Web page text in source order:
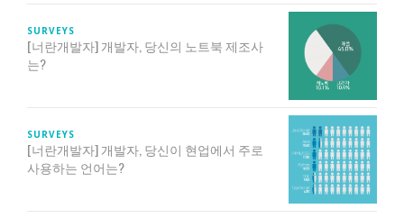
SURVEYS
[너란개발자] 개발자, 당신의 노트북 제조사
는?
SURVEYS
[너란개발자] 개발자, 당신이 현업에서 주로
사용하는 언어는?